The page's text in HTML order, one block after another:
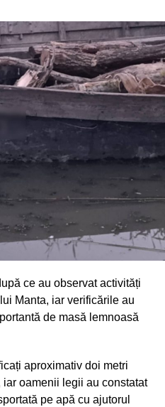
de suferit, iar reprezentanții
din Drochia, cât și
prompt și au contribuit la
ce au observat activități
Manta, iar verificările au
de masă lemnoasă
aproximativ doi metri
oamenii legii au constatat
pe apă cu ajutorul